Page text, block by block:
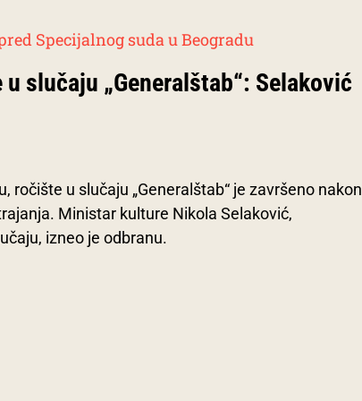
slučaju „Generalštab“: Selaković
ročište u slučaju „Generalštab“ je završeno nakon
Ministar kulture Nikola Selaković,
izneo je odbranu.